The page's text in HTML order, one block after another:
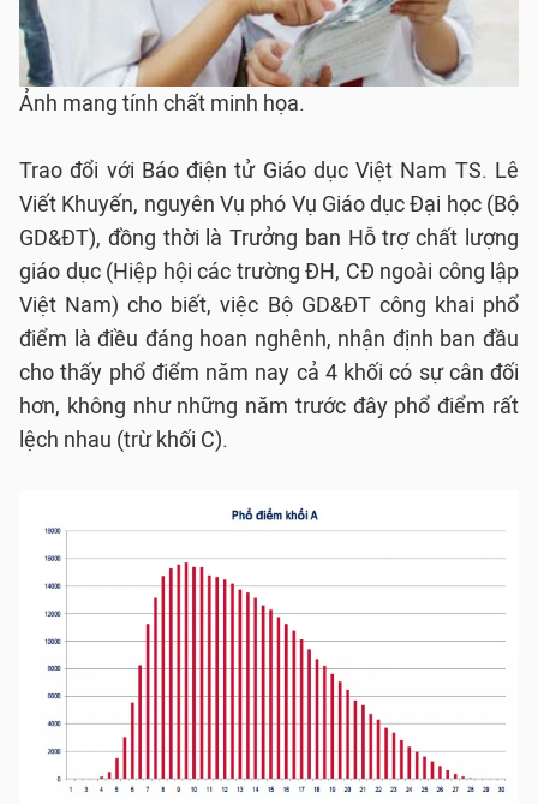
Ảnh mang tính chất minh họa.
Trao đổi với Báo điện tử Giáo dục Việt Nam TS. Lê
Viết Khuyến, nguyên Vụ phó Vụ Giáo dục Đại học (Bộ
GD&ĐT), đồng thời là Trưởng ban Hỗ trợ chất lượng
giáo dục (Hiệp hội các trường ĐH, CĐ ngoài công lập
Việt Nam) cho biết, việc Bộ GD&ĐT công khai phổ
điểm là điều đáng hoan nghênh, nhận định ban đầu
cho thấy phổ điểm năm nay cả 4 khối có sự cân đối
hơn, không như những năm trước đây phổ điểm rất
lệch nhau (trừ khối C).